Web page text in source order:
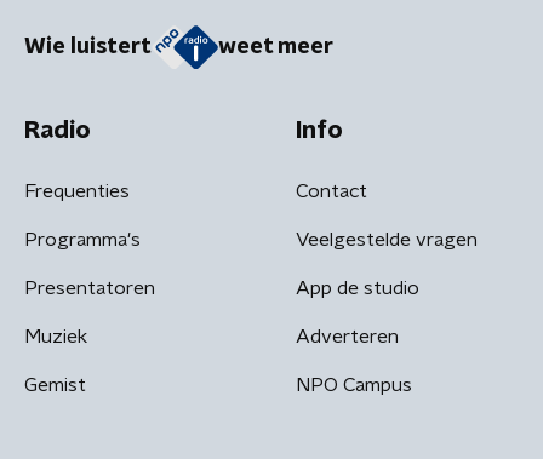
Wie luistert weet meer
Radio
Frequenties
Programma's
Presentatoren
Muziek
Gemist
Info
Contact
Veelgestelde vragen
App de studio
Adverteren
NPO Campus